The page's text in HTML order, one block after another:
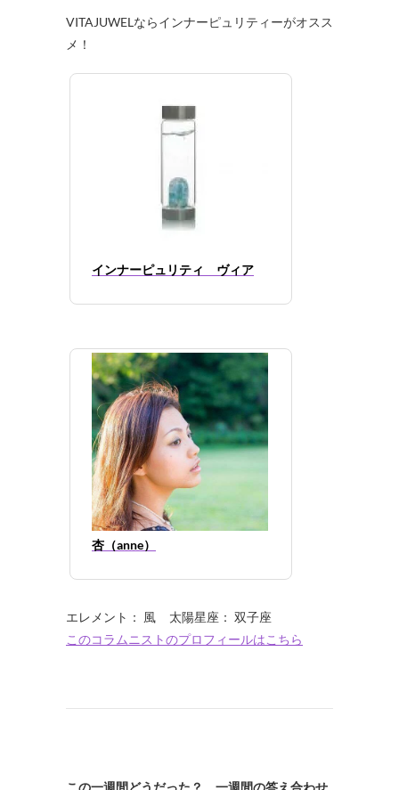
VITAJUWELならインナーピュリティーがオスス
メ！
インナーピュリティ ヴィア
杏（anne）
エレメント： 風 太陽星座： 双子座
このコラムニストのプロフィールはこちら
この一週間どうだった？ 一週間の答え合わせ